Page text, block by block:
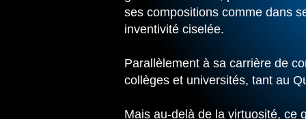
ses compositions comme dans
inventivité ciselée.
Parallèlement à sa carrière de
collèges et universités, tant au
Mais au-delà de la virtuosité, ce